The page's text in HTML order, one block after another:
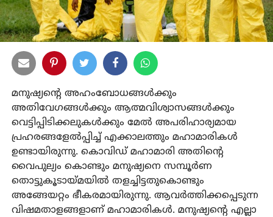
മനുഷ്യന്റെ അഹംബോധങ്ങൾക്കും
അതിവേഗങ്ങൾക്കും ആത്മവിശ്വാസങ്ങൾക്കും
വെട്ടിപ്പിടിക്കലുകൾക്കും മേൽ അപരിഹാര്യമായ
പ്രഹരങ്ങളേൽപ്പിച്ച് എക്കാലത്തും മഹാമാരികൾ
ഉണ്ടായിരുന്നു. കൊവിഡ് മഹാമാരി അതിന്റെ
വൈപുല്യം കൊണ്ടും മനുഷ്യനെ സമ്പൂർണ
തൊട്ടുകൂടായ്മയിൽ തളച്ചിട്ടതുകൊണ്ടും
അങ്ങേയറ്റം ഭീകരമായിരുന്നു. ആവർത്തിക്കപ്പെടുന്ന
വിഷമതാളങ്ങളാണ് മഹാമാരികൾ. മനുഷ്യന്റെ എല്ലാ